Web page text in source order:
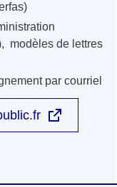
modèles de lettres
par courriel